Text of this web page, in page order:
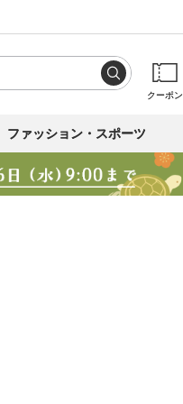
クーポン
ファッション・スポーツ